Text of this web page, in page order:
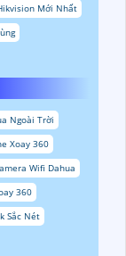
Mới Nhất
Ngoài Trời
Xoay 360
Wifi Dahua
360
Sắc Nét